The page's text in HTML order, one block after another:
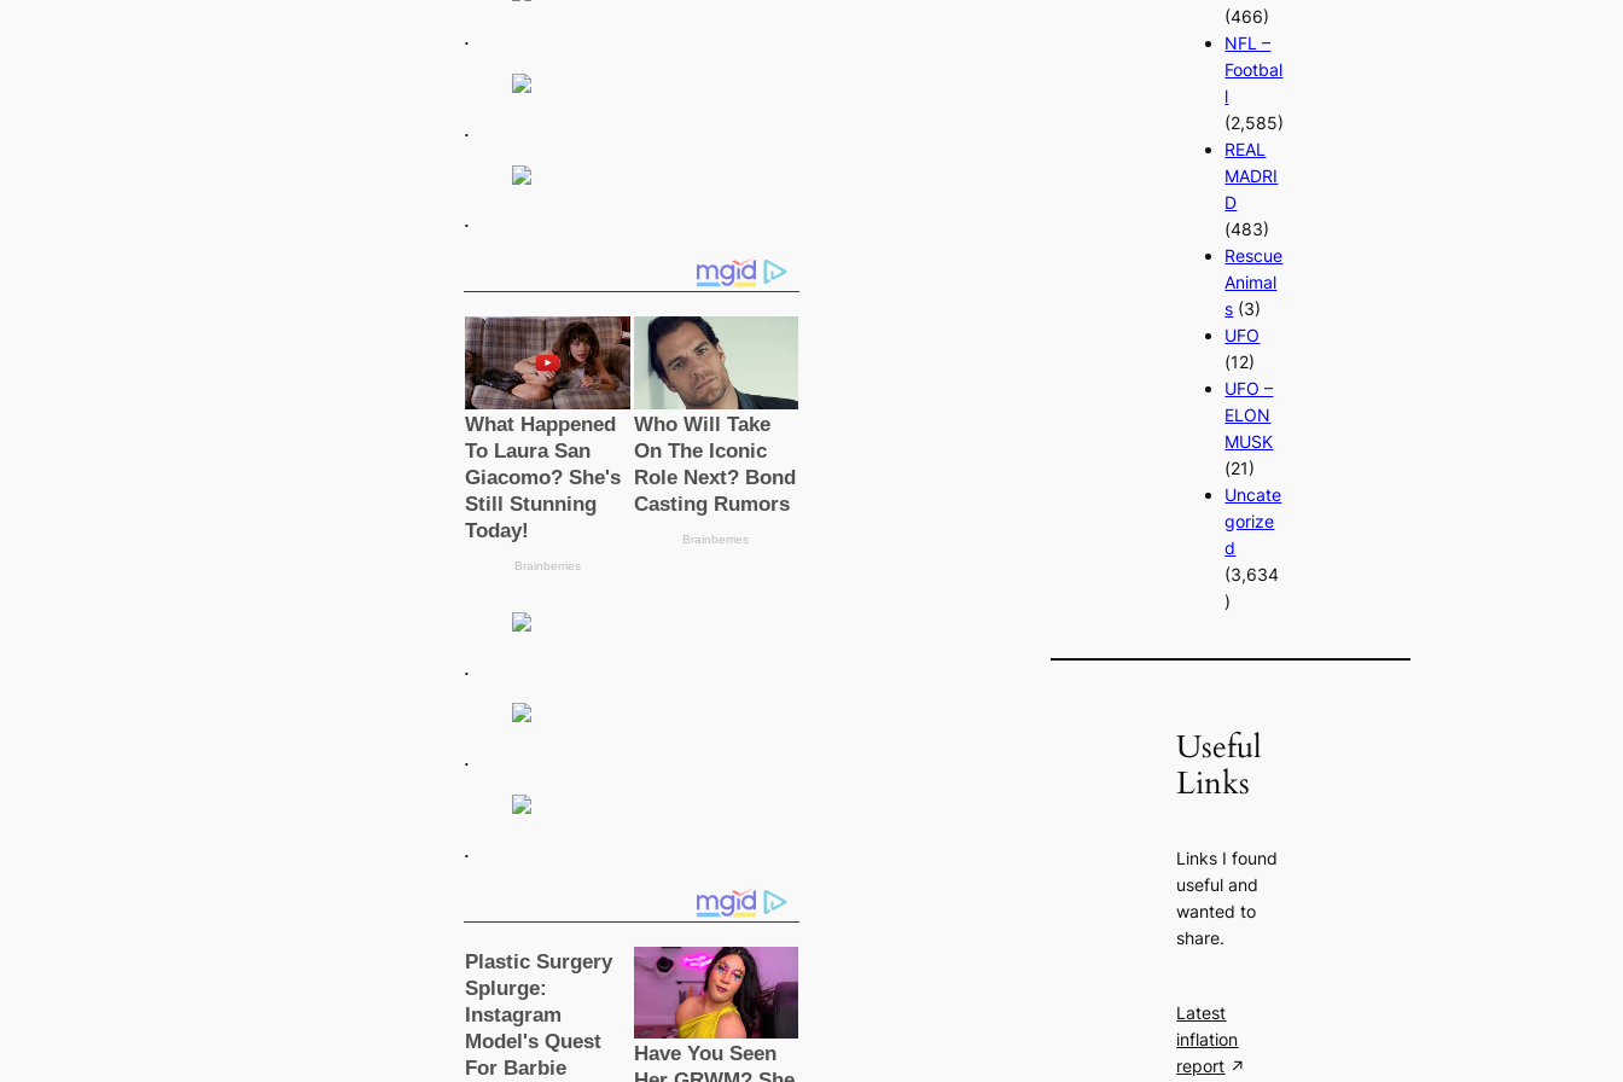
.
.
.
.
.
.
(466)
NFL –
Footbal
l
(2,585)
REAL
MADRI
D
(483)
Rescue
Animal
s (3)
UFO
(12)
UFO –
ELON
MUSK
(21)
Uncate
gorize
d
(3,634
)
Useful
Links
Links I found
useful and
wanted to
share.
Latest
inflation
report